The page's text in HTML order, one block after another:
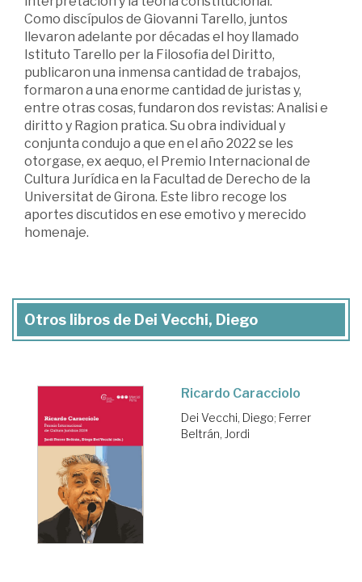
Como discípulos de Giovanni Tarello, juntos
llevaron adelante por décadas el hoy llamado
Istituto Tarello per la Filosofia del Diritto,
publicaron una inmensa cantidad de trabajos,
formaron a una enorme cantidad de juristas y,
entre otras cosas, fundaron dos revistas: Analisi e
diritto y Ragion pratica. Su obra individual y
conjunta condujo a que en el año 2022 se les
otorgase, ex aequo, el Premio Internacional de
Cultura Jurídica en la Facultad de Derecho de la
Universitat de Girona. Este libro recoge los
aportes discutidos en ese emotivo y merecido
homenaje.
Otros libros de Dei Vecchi, Diego
Ricardo Caracciolo
Dei Vecchi, Diego; Ferrer
Beltrán, Jordi